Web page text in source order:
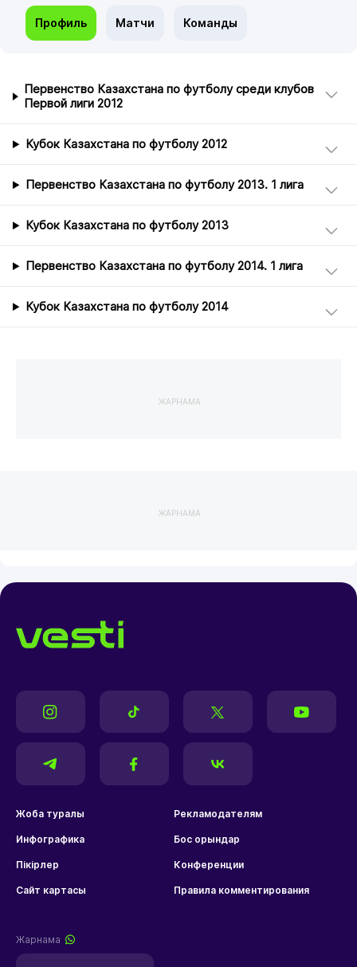
Профиль Матчи Команды
Первенство Казахстана по футболу среди клубов
Первой лиги 2012
Кубок Казахстана по футболу 2012
Первенство Казахстана по футболу 2013. 1 лига
Кубок Казахстана по футболу 2013
Первенство Казахстана по футболу 2014. 1 лига
Кубок Казахстана по футболу 2014
ЖАРНАМА
ЖАРНАМА
Жоба туралы Рекламодателям
Инфографика Бос орындар
Пікірлер Конференции
Сайт картасы Правила комментирования
Жарнама